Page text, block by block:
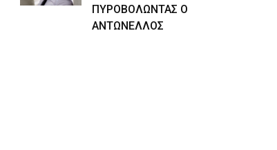
ΠΥΡΟΒΟΛΩΝΤΑΣ Ο
ΑΝΤΩΝΕΛΛΟΣ